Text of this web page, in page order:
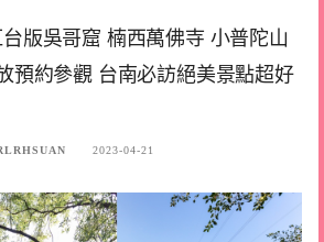
版吳哥窟 楠西萬佛寺 小普陀山
預約參觀 台南必訪絕美景點超好
2023-04-21